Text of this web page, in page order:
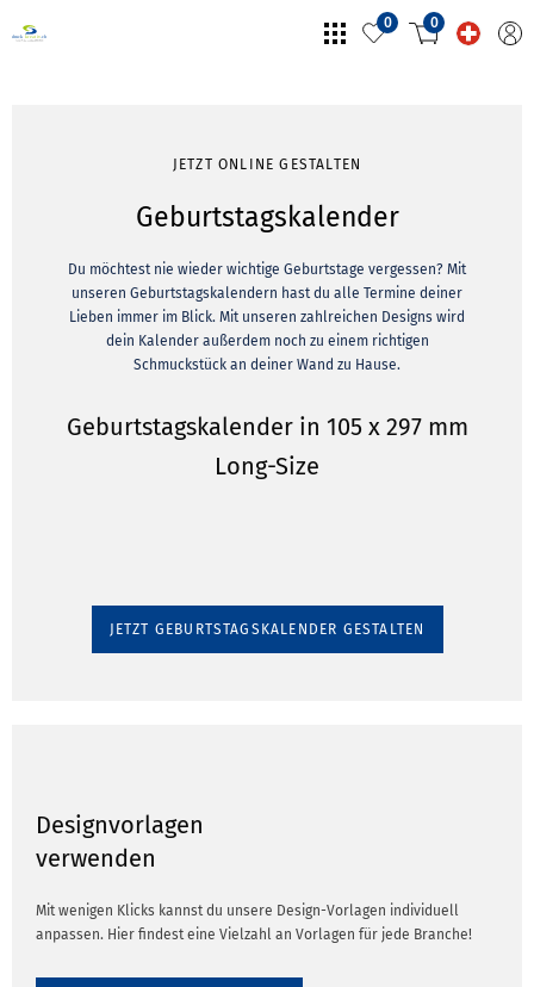
0 0
JETZT ONLINE GESTALTEN
Geburtstagskalender
Du möchtest nie wieder wichtige Geburtstage vergessen? Mit
unseren Geburtstagskalendern hast du alle Termine deiner
Lieben immer im Blick. Mit unseren zahlreichen Designs wird
dein Kalender außerdem noch zu einem richtigen
Schmuckstück an deiner Wand zu Hause.
Geburtstagskalender in 105 x 297 mm
Long-Size
JETZT GEBURTSTAGSKALENDER GESTALTEN
Designvorlagen
verwenden
Mit wenigen Klicks kannst du unsere Design-Vorlagen individuell
anpassen. Hier findest eine Vielzahl an Vorlagen für jede Branche!